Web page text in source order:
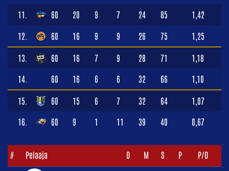
11. 60 20 9 7 24 85 1,42
12. 60 16 9 9 26 75 1,25
13. 60 16 7 9 28 71 1,18
14. 60 16 6 6 32 66 1,10
15. 60 15 6 7 32 64 1,07
16. 60 9 1 11 39 40 0,67
# Pelaaja O M S P P/O